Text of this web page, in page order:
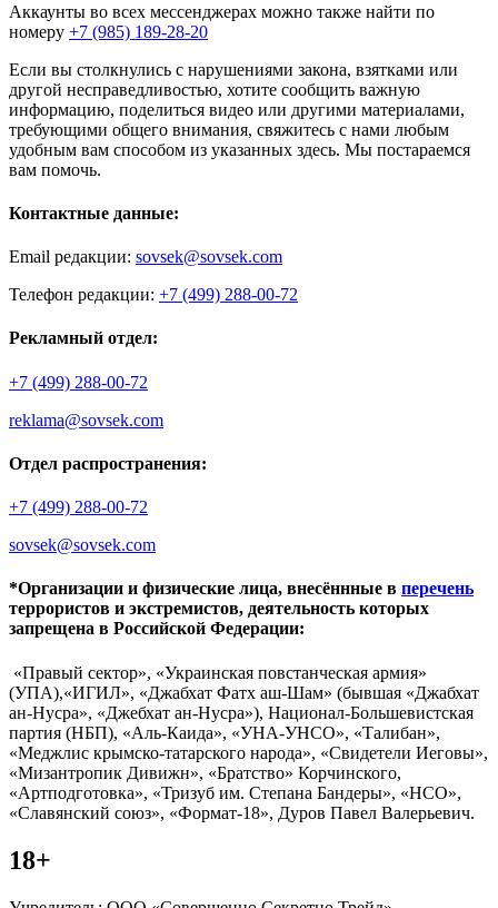
Аккаунты во всех мессенджерах можно также найти по
номеру +7 (985) 189-28-20
Если вы столкнулись с нарушениями закона, взятками или
другой несправедливостью, хотите сообщить важную
информацию, поделиться видео или другими материалами,
требующими общего внимания, свяжитесь с нами любым
удобным вам способом из указанных здесь. Мы постараемся
вам помочь.
Контактные данные:
Email редакции: sovsek@sovsek.com
Телефон редакции: +7 (499) 288-00-72
Рекламный отдел:
+7 (499) 288-00-72
reklama@sovsek.com
Отдел распространения:
+7 (499) 288-00-72
sovsek@sovsek.com
*Организации и физические лица, внесённные в перечень
террористов и экстремистов, деятельность которых
запрещена в Российской Федерации:
«Правый сектор», «Украинская повстанческая армия»
(УПА),«ИГИЛ», «Джабхат Фатх аш-Шам» (бывшая «Джабхат
ан-Нусра», «Джебхат ан-Нусра»), Национал-Большевистская
партия (НБП), «Аль-Каида», «УНА-УНСО», «Талибан»,
«Меджлис крымско-татарского народа», «Свидетели Иеговы»,
«Мизантропик Дивижн», «Братство» Корчинского,
«Артподготовка», «Тризуб им. Степана Бандеры», «НСО»,
«Славянский союз», «Формат-18», Дуров Павел Валерьевич.
18+